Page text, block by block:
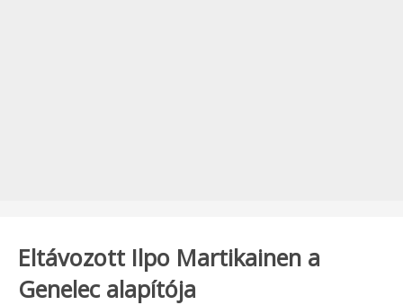
Eltávozott Ilpo Martikainen a
Genelec alapítója